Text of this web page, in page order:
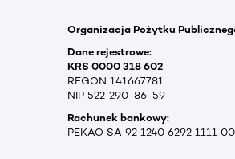
Organizacja Pożytku
Dane rejestrowe:
KRS 0000 318 602
REGON 141667781
NIP 522-290-86-59
Rachunek bankowy:
PEKAO SA 92 1240 6292 1111